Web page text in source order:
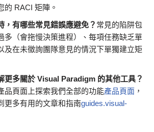
的 RACI 矩陣。
，有哪些常見錯誤應避免？ 常見的陷阱包
多（會拖慢決策進程）、每項任務缺乏單
及在未徵詢團隊意見的情況下單獨建立矩
更多關於 Visual Paradigm 的其他工具？
品頁面上探索我們全部的功能產品頁面 ，
更多有用的文章和指南guides.visual-